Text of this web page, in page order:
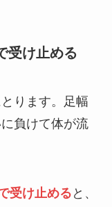
受け止める
ります。足幅
負けて体が流
受け止める と、